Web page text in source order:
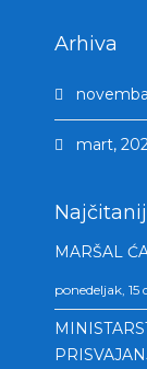
Arhiva
mart,
MARŠAL
ponedeljak,